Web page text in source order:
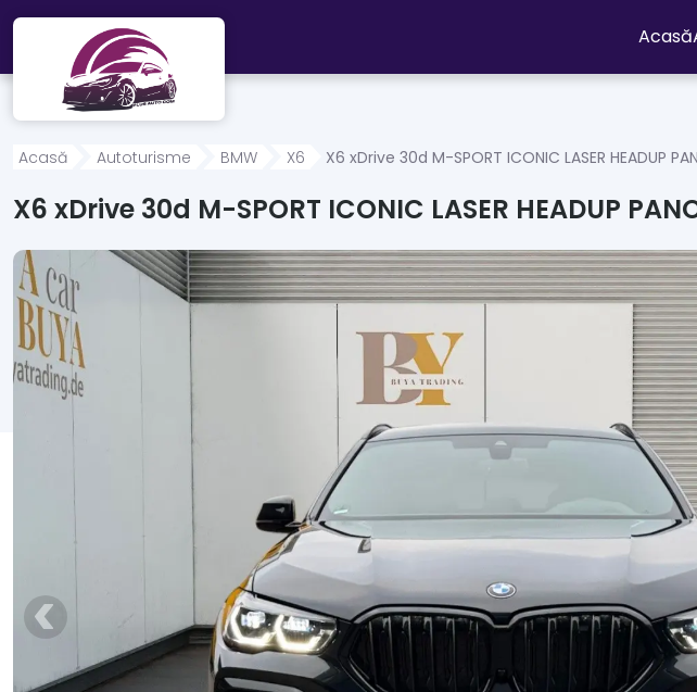
Mergi direct la conținutul principal
Acasă
Acasă Autoturisme BMW X6 X6 xDrive 30d M-SPORT ICONIC LASER HEADUP
X6 xDrive 30d M-SPORT ICONIC LASER HEADUP